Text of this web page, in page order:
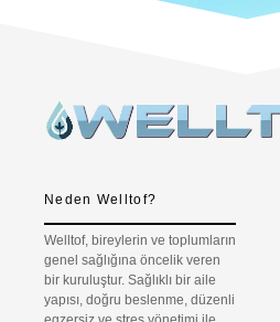
Neden Welltof?
Welltof, bireylerin ve toplumların
genel sağlığına öncelik veren
bir kuruluştur. Sağlıklı bir aile
yapısı, doğru beslenme, düzenli